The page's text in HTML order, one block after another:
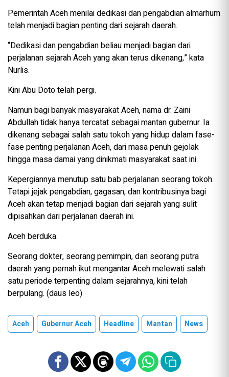
Pemerintah Aceh menilai dedikasi dan pengabdian almarhum
telah menjadi bagian penting dari sejarah daerah.
“Dedikasi dan pengabdian beliau menjadi bagian dari
perjalanan sejarah Aceh yang akan terus dikenang,” kata
Nurlis.
Kini Abu Doto telah pergi.
Namun bagi banyak masyarakat Aceh, nama dr. Zaini
Abdullah tidak hanya tercatat sebagai mantan gubernur. Ia
dikenang sebagai salah satu tokoh yang hidup dalam fase-
fase penting perjalanan Aceh, dari masa penuh gejolak
hingga masa damai yang dinikmati masyarakat saat ini.
Kepergiannya menutup satu bab perjalanan seorang tokoh.
Tetapi jejak pengabdian, gagasan, dan kontribusinya bagi
Aceh akan tetap menjadi bagian dari sejarah yang sulit
dipisahkan dari perjalanan daerah ini.
Aceh berduka.
Seorang dokter, seorang pemimpin, dan seorang putra
daerah yang pernah ikut mengantar Aceh melewati salah
satu periode terpenting dalam sejarahnya, kini telah
berpulang. (daus leo)
Aceh Gubernur Aceh Headline Mantan News